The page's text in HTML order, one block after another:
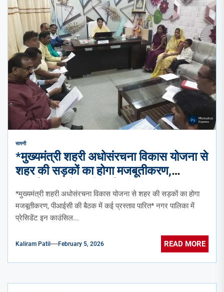
सारनी
*मुख्यमंत्री शहरी अधोसंरचना विकास योजना से
शहर की सड़कों का होगा मजबूतीकरण,
_नगर पालिका में प्रेसिडेंट इन काउंसिल की
बैठक का आयोजन, 37 बिंदुओं पर हुई चर्चा।_
*मुख्यमंत्री शहरी अधोसंरचना विकास योजना से शहर की सड़कों का होगा
मजबूतीकरण, पीआईसी की बैठक में कई प्रस्ताव पारित* नगर पालिका में
प्रेसिडेंट इन काउंसिल...
Kaliram Patil February 5, 2026 READ MORE